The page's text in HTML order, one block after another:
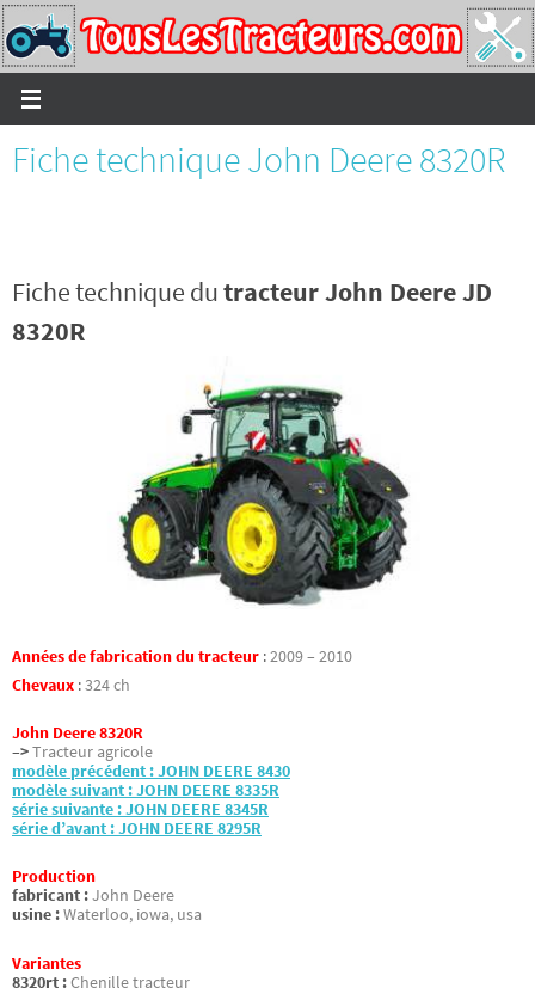
Passer
vers
le
contenu
Fiche technique John Deere 8320R
Fiche technique dutracteur John Deere JD
8320R
Années de fabrication du tracteur :2009 – 2010
Chevaux :324 ch
John Deere 8320R
–>Tracteur agricole
modèle précédent : JOHN DEERE 8430
modèle suivant : JOHN DEERE 8335R
série suivante : JOHN DEERE 8345R
série d’avant : JOHN DEERE 8295R
Production
fabricant :John Deere
usine :Waterloo, iowa, usa
Variantes
8320rt :Chenille tracteur